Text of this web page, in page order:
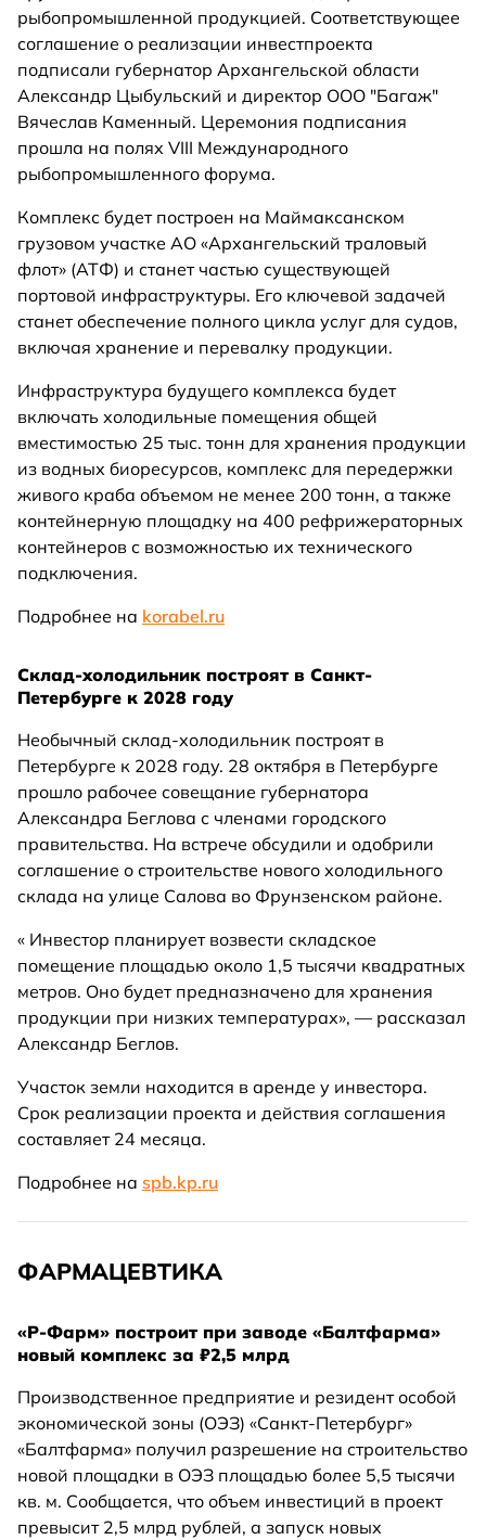
рыбопромышленной продукцией. Соответствующее
соглашение о реализации инвестпроекта
подписали губернатор Архангельской области
Александр Цыбульский и директор ООО "Багаж"
Вячеслав Каменный. Церемония подписания
прошла на полях VIII Международного
рыбопромышленного форума.
Комплекс будет построен на Маймаксанском
грузовом участке АО «Архангельский траловый
флот» (АТФ) и станет частью существующей
портовой инфраструктуры. Его ключевой задачей
станет обеспечение полного цикла услуг для судов,
включая хранение и перевалку продукции.
Инфраструктура будущего комплекса будет
включать холодильные помещения общей
вместимостью 25 тыс. тонн для хранения продукции
из водных биоресурсов, комплекс для передержки
живого краба объемом не менее 200 тонн, а также
контейнерную площадку на 400 рефрижераторных
контейнеров с возможностью их технического
подключения.
Подробнее на korabel.ru
Склад-холодильник построят в Санкт-
Петербурге к 2028 году
Необычный склад-холодильник построят в
Петербурге к 2028 году. 28 октября в Петербурге
прошло рабочее совещание губернатора
Александра Беглова с членами городского
правительства. На встрече обсудили и одобрили
соглашение о строительстве нового холодильного
склада на улице Салова во Фрунзенском районе.
« Инвестор планирует возвести складское
помещение площадью около 1,5 тысячи квадратных
метров. Оно будет предназначено для хранения
продукции при низких температурах», — рассказал
Александр Беглов.
Участок земли находится в аренде у инвестора.
Срок реализации проекта и действия соглашения
составляет 24 месяца.
Подробнее на spb.kp.ru
ФАРМАЦЕВТИКА
«Р-Фарм» построит при заводе «Балтфарма»
новый комплекс за ₽2,5 млрд
Производственное предприятие и резидент особой
экономической зоны (ОЭЗ) «Санкт-Петербург»
«Балтфарма» получил разрешение на строительство
новой площадки в ОЭЗ площадью более 5,5 тысячи
кв. м. Сообщается, что объем инвестиций в проект
превысит 2,5 млрд рублей, а запуск новых